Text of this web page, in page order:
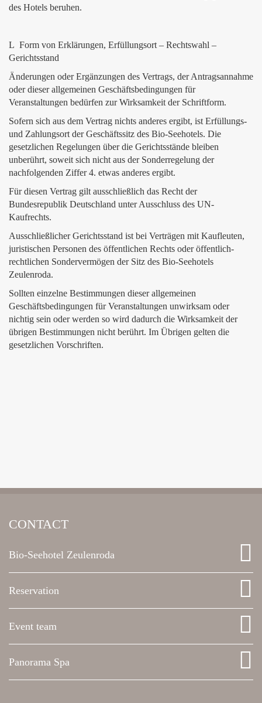
des Hotels beruhen.
L Form von Erklärungen, Erfüllungsort – Rechtswahl –
Gerichtsstand
Änderungen oder Ergänzungen des Vertrags, der Antragsannahme
oder dieser allgemeinen Geschäftsbedingungen für
Veranstaltungen bedürfen zur Wirksamkeit der Schriftform.
Sofern sich aus dem Vertrag nichts anderes ergibt, ist Erfüllungs-
und Zahlungsort der Geschäftssitz des Bio-Seehotels. Die
gesetzlichen Regelungen über die Gerichtsstände bleiben
unberührt, soweit sich nicht aus der Sonderregelung der
nachfolgenden Ziffer 4. etwas anderes ergibt.
Für diesen Vertrag gilt ausschließlich das Recht der
Bundesrepublik Deutschland unter Ausschluss des UN-
Kaufrechts.
Ausschließlicher Gerichtsstand ist bei Verträgen mit Kaufleuten,
juristischen Personen des öffentlichen Rechts oder öffentlich-
rechtlichen Sondervermögen der Sitz des Bio-Seehotels
Zeulenroda.
Sollten einzelne Bestimmungen dieser allgemeinen
Geschäftsbedingungen für Veranstaltungen unwirksam oder
nichtig sein oder werden so wird dadurch die Wirksamkeit der
übrigen Bestimmungen nicht berührt. Im Übrigen gelten die
gesetzlichen Vorschriften.
CONTACT
Bio-Seehotel Zeulenroda
Reservation
Event team
Panorama Spa